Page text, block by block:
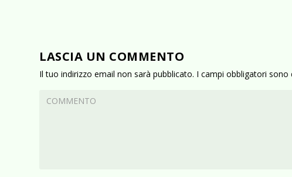
LASCIA UN COMMENTO
Il tuo indirizzo email non sarà pubblicato. I campi obbligatori